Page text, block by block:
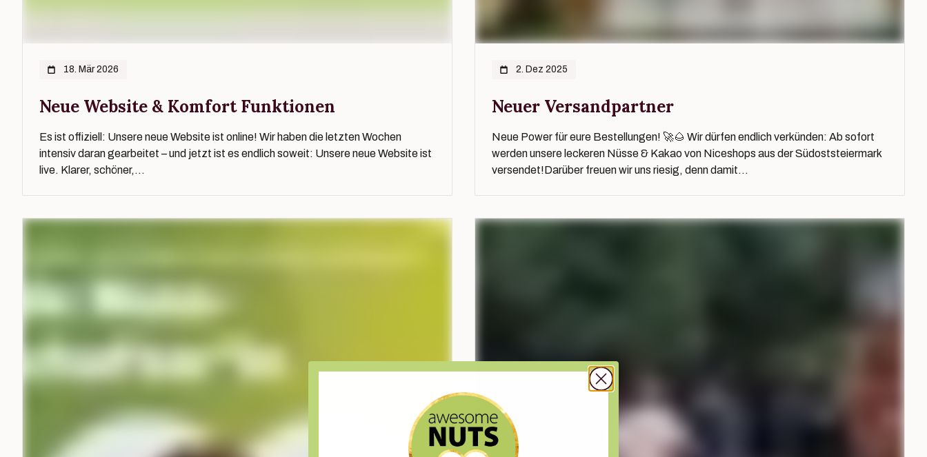
18. Mär 2026
Neue Website & Komfort Funktionen
Es ist offiziell: Unsere neue Website ist online! Wir haben die letzten Wochen
intensiv daran gearbeitet – und jetzt ist es endlich soweit: Unsere neue Website ist
live. Klarer, schöner,...
2. Dez 2025
Neuer Versandpartner
Neue Power für eure Bestellungen! 🚀🌰 Wir dürfen endlich verkünden: Ab sofort
werden unsere leckeren Nüsse & Kakao von Niceshops aus der Südoststeiermark
versendet!Darüber freuen wir uns riesig, denn damit...